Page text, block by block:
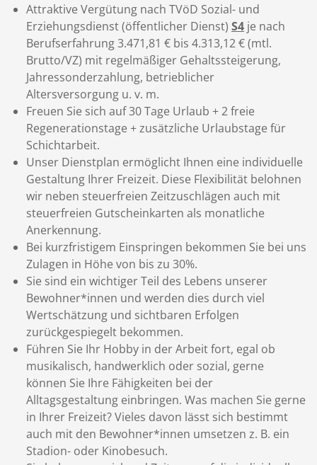
Attraktive Vergütung nach TVöD Sozial- und
Erziehungsdienst (öffentlicher Dienst) S4 je nach
Berufserfahrung 3.471,81 € bis 4.313,12 € (mtl.
Brutto/VZ) mit regelmäßiger Gehaltssteigerung,
Jahressonderzahlung, betrieblicher
Altersversorgung u. v. m.
Freuen Sie sich auf 30 Tage Urlaub + 2 freie
Regenerationstage + zusätzliche Urlaubstage für
Schichtarbeit.
Unser Dienstplan ermöglicht Ihnen eine individuelle
Gestaltung Ihrer Freizeit. Diese Flexibilität belohnen
wir neben steuerfreien Zeitzuschlägen auch mit
steuerfreien Gutscheinkarten als monatliche
Anerkennung.
Bei kurzfristigem Einspringen bekommen Sie bei uns
Zulagen in Höhe von bis zu 30%.
Sie sind ein wichtiger Teil des Lebens unserer
Bewohner*innen und werden dies durch viel
Wertschätzung und sichtbaren Erfolgen
zurückgespiegelt bekommen.
Führen Sie Ihr Hobby in der Arbeit fort, egal ob
musikalisch, handwerklich oder sozial, gerne
können Sie Ihre Fähigkeiten bei der
Alltagsgestaltung einbringen. Was machen Sie gerne
in Ihrer Freizeit? Vieles davon lässt sich bestimmt
auch mit den Bewohner*innen umsetzen z. B. ein
Stadion- oder Kinobesuch.